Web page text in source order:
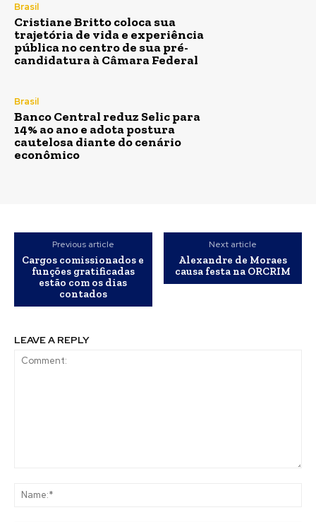
Brasil
Cristiane Britto coloca sua
trajetória de vida e experiência
pública no centro de sua pré-
candidatura à Câmara Federal
Brasil
Banco Central reduz Selic para
14% ao ano e adota postura
cautelosa diante do cenário
econômico
Previous article
Cargos comissionados e
funções gratificadas
estão com os dias
contados
Next article
Alexandre de Moraes
causa festa na ORCRIM
LEAVE A REPLY